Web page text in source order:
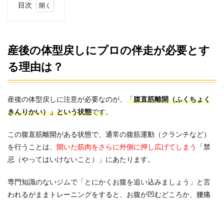
目次
型戻
しに
プロ
の伴
走が
とす
る理
由
2
なぜ
普通
ムで
わな
産後の体型戻しにプロの伴走が必要とす
る理由は？
産後の体型戻しに注意が必要なのが、 「腹直筋離開（ふくちょく
きんりかい）」という状態です。
この腹直筋離開がある状態で、通常の腹筋運動（クランチなど）
を行うことは、 開いた筋肉をさらに外側に押し広げてしまう
「禁
忌（やってはいけないこと）」にあたります。
専門知識のないジムで「とにかくお腹を追い込みましょう」と言
われるがままトレーニングをすると、お腹が凹むどころか、 腰痛